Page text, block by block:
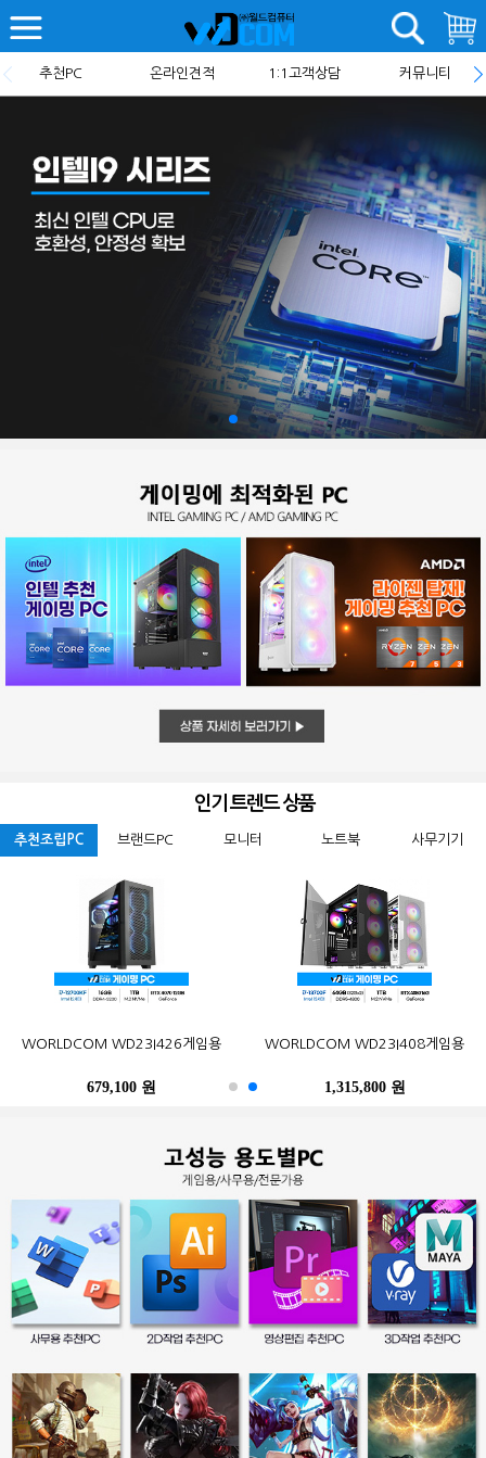
추천PC 온라인견적 1:1고객상담 커뮤니티
인기 트렌드 상품
추천조립PC 브랜드PC 모니터 노트북 사무기기
WORLDCOM WD23I426게임용
679,100 원
WORLDCOM WD23I408게임용
1,315,800 원
N100 Win10Pro (4GB, M.2
402,900 원
N10C6L2M Fanless Wi-Fi 6E Win11
486,200 원
MSI G27CQ4 E2 게이밍 170
WQHD HDR 무결점
249,000 원
한성컴퓨터 TFG32Q07P IPS QHD
리얼 75
247,500 원
포유디지탈 iMUZ 컨버터 탭 14 PRO
(스탠드 포함, SSD 256GB)
490,500 원
삼성전자 2017 노트북9 Always
NT900X3N-K517S (기본)
39,300 원
삼성전자 SL-C513W (기본토너)
259,000 원
Epson 정품 무한 L6290 (무한잉크)
396,000 원